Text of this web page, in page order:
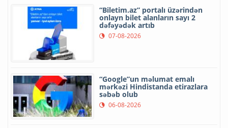
“Biletim.az” portalı üzərindən
onlayn bilet alanların sayı 2
dəfəyədək artıb
07-08-2026
“Google”un məlumat emalı
mərkəzi Hindistanda etirazlara
səbəb olub
06-08-2026